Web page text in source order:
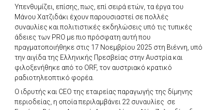
Υπενθυμίζει, επίσης, πως, επί σειρά ετών, τα έργα του
Μάνου Χατζιδάκι έχουν παρουσιαστεί σε πολλές
συναυλίες και πολιτιστικές εκδηλώσεις υπό τις τυπικές
άδειες των PRO με πιο πρόσφατη αυτή που
πραγματοποιήθηκε στις 17 Νοεμβρίου 2025 στη Βιέννη, υπό
την αιγίδα της Ελληνικής Πρεσβείας στην Αυστρία και
φιλοξενήθηκε από το ORF, τον αυστριακό κρατικό
ραδιοτηλεοπτικό φορέα.
Ο ιδρυτής και CEO της εταιρείας παραγωγής της δίμηνης
περιοδείας, η οποία περιλαμβάνει 22 συναυλίες σε